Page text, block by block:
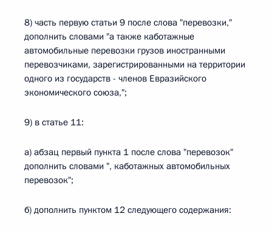
8) часть первую статьи 9 после слова "перевозки,"
дополнить словами "а также каботажные
автомобильные перевозки грузов иностранными
перевозчиками, зарегистрированными на территории
одного из государств - членов Евразийского
экономического союза,";
9) в статье 11:
а) абзац первый пункта 1 после слова "перевозок"
дополнить словами ", каботажных автомобильных
перевозок";
б) дополнить пунктом 12 следующего содержания: